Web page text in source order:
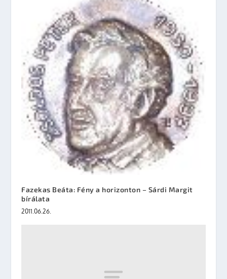
Fazekas Beáta: Fény a horizonton – Sárdi Margit
bírálata
2011.06.26.